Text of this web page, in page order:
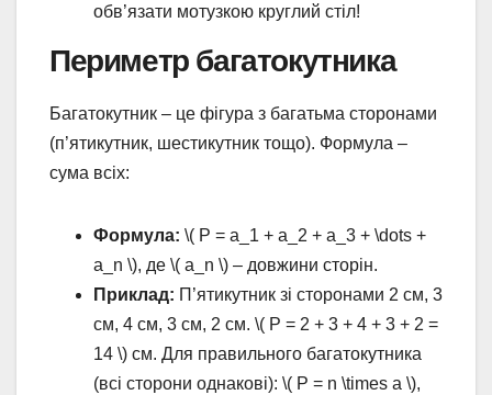
обв’язати мотузкою круглий стіл!
Периметр багатокутника
Багатокутник – це фігура з багатьма сторонами
(п’ятикутник, шестикутник тощо). Формула –
сума всіх:
Формула: \( P = a_1 + a_2 + a_3 + \dots +
a_n \), де \( a_n \) – довжини сторін.
Приклад: П’ятикутник зі сторонами 2 см, 3
см, 4 см, 3 см, 2 см. \( P = 2 + 3 + 4 + 3 + 2 =
14 \) см. Для правильного багатокутника
(всі сторони однакові): \( P = n \times a \),